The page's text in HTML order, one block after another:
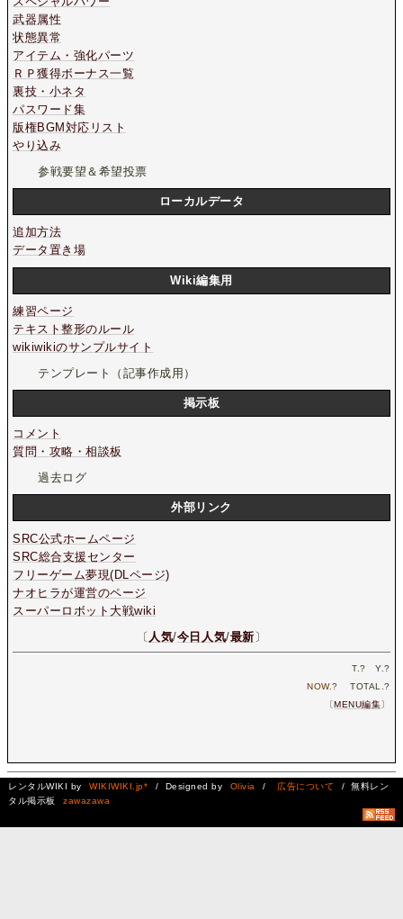
武器属性
状態異常
アイテム・強化パーツ
ＲＰ獲得ボーナス一覧
裏技・小ネタ
パスワード集
版権BGM対応リスト
やり込み
参戦要望＆希望投票
ローカルデータ
追加方法
データ置き場
Wiki編集用
練習ページ
テキスト整形のルール
wikiwikiのサンプルサイト
テンプレート（記事作成用）
掲示板
コメント
質問・攻略・相談板
過去ログ
外部リンク
SRC公式ホームページ
SRC総合支援センター
フリーゲーム夢現(DLページ)
ナオヒラが運営のページ
スーパーロボット大戦wiki
〔 人気/今日人気/最新〕
T.? Y.?
NOW.? TOTAL.?
〔MENU編集〕
レンタルWIKI by WIKIWIKI.jp* / Designed by Olivia / 広告について
/ 無料レン
タル掲示板
zawazawa